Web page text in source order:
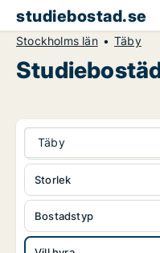
studiebostad.se
Stockholms län Täby
Täby
Bostadstyp
Storlek